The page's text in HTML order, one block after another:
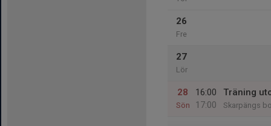
26
Fre
27
Lör
28
Sön
16:00
17:00
Träning
Skarpängs